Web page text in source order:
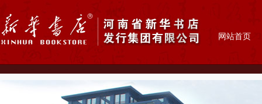
网站首页